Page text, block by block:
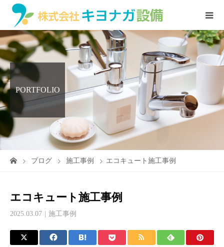
PORTFOLIO
ブログ 施工事例 エコキュート施工事例
エコキュート施工事例
2025.03.07 施工事例